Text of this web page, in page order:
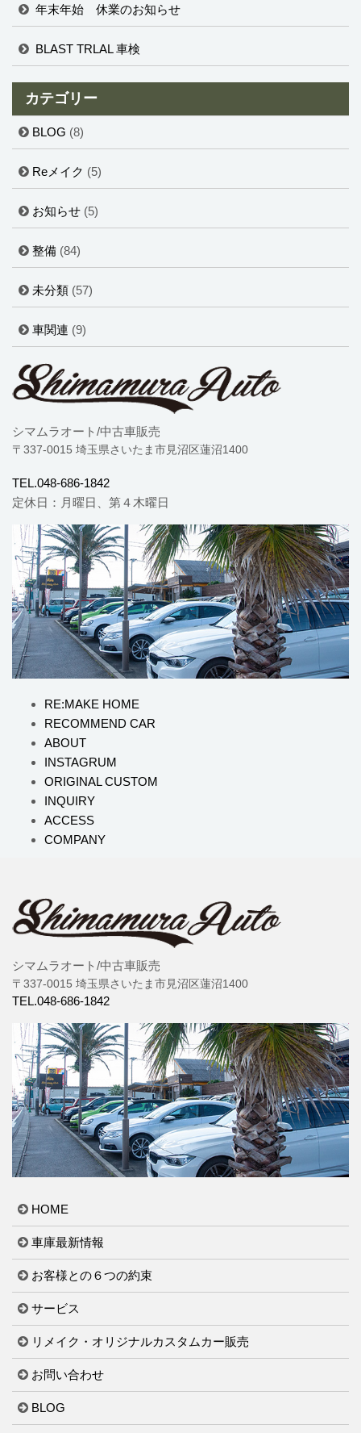
年末年始 休業のお知らせ
BLAST TRLAL 車検
カテゴリー
BLOG (8)
Reメイク (5)
お知らせ (5)
整備 (84)
未分類 (57)
車関連 (9)
シマムラオート/中古車販売
〒337-0015 埼玉県さいたま市見沼区蓮沼1400
TEL.048-686-1842
定休日：月曜日、第４木曜日
RE:MAKE HOME
RECOMMEND CAR
ABOUT
INSTAGRUM
ORIGINAL CUSTOM
INQUIRY
ACCESS
COMPANY
シマムラオート/中古車販売
〒337-0015 埼玉県さいたま市見沼区蓮沼1400
TEL.048-686-1842
HOME
車庫最新情報
お客様との６つの約束
サービス
リメイク・オリジナルカスタムカー販売
お問い合わせ
BLOG